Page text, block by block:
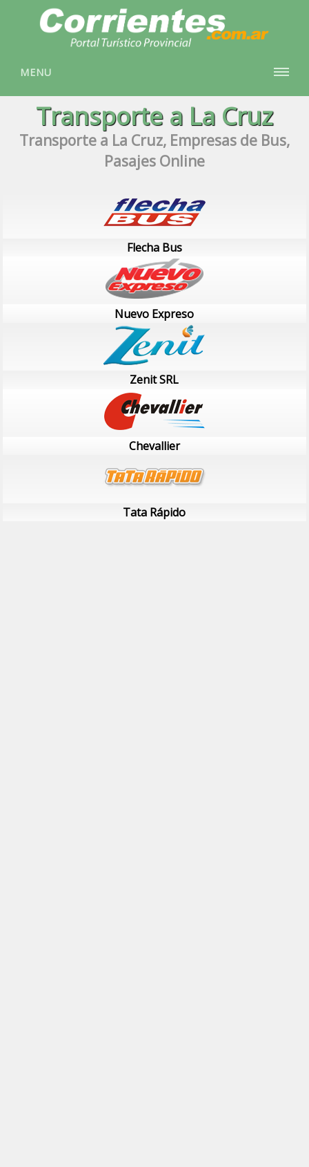
MENU
Transporte a La Cruz
Transporte a La Cruz, Empresas de Bus,
Pasajes Online
Flecha Bus
Nuevo Expreso
Zenit SRL
Chevallier
Tata Rápido